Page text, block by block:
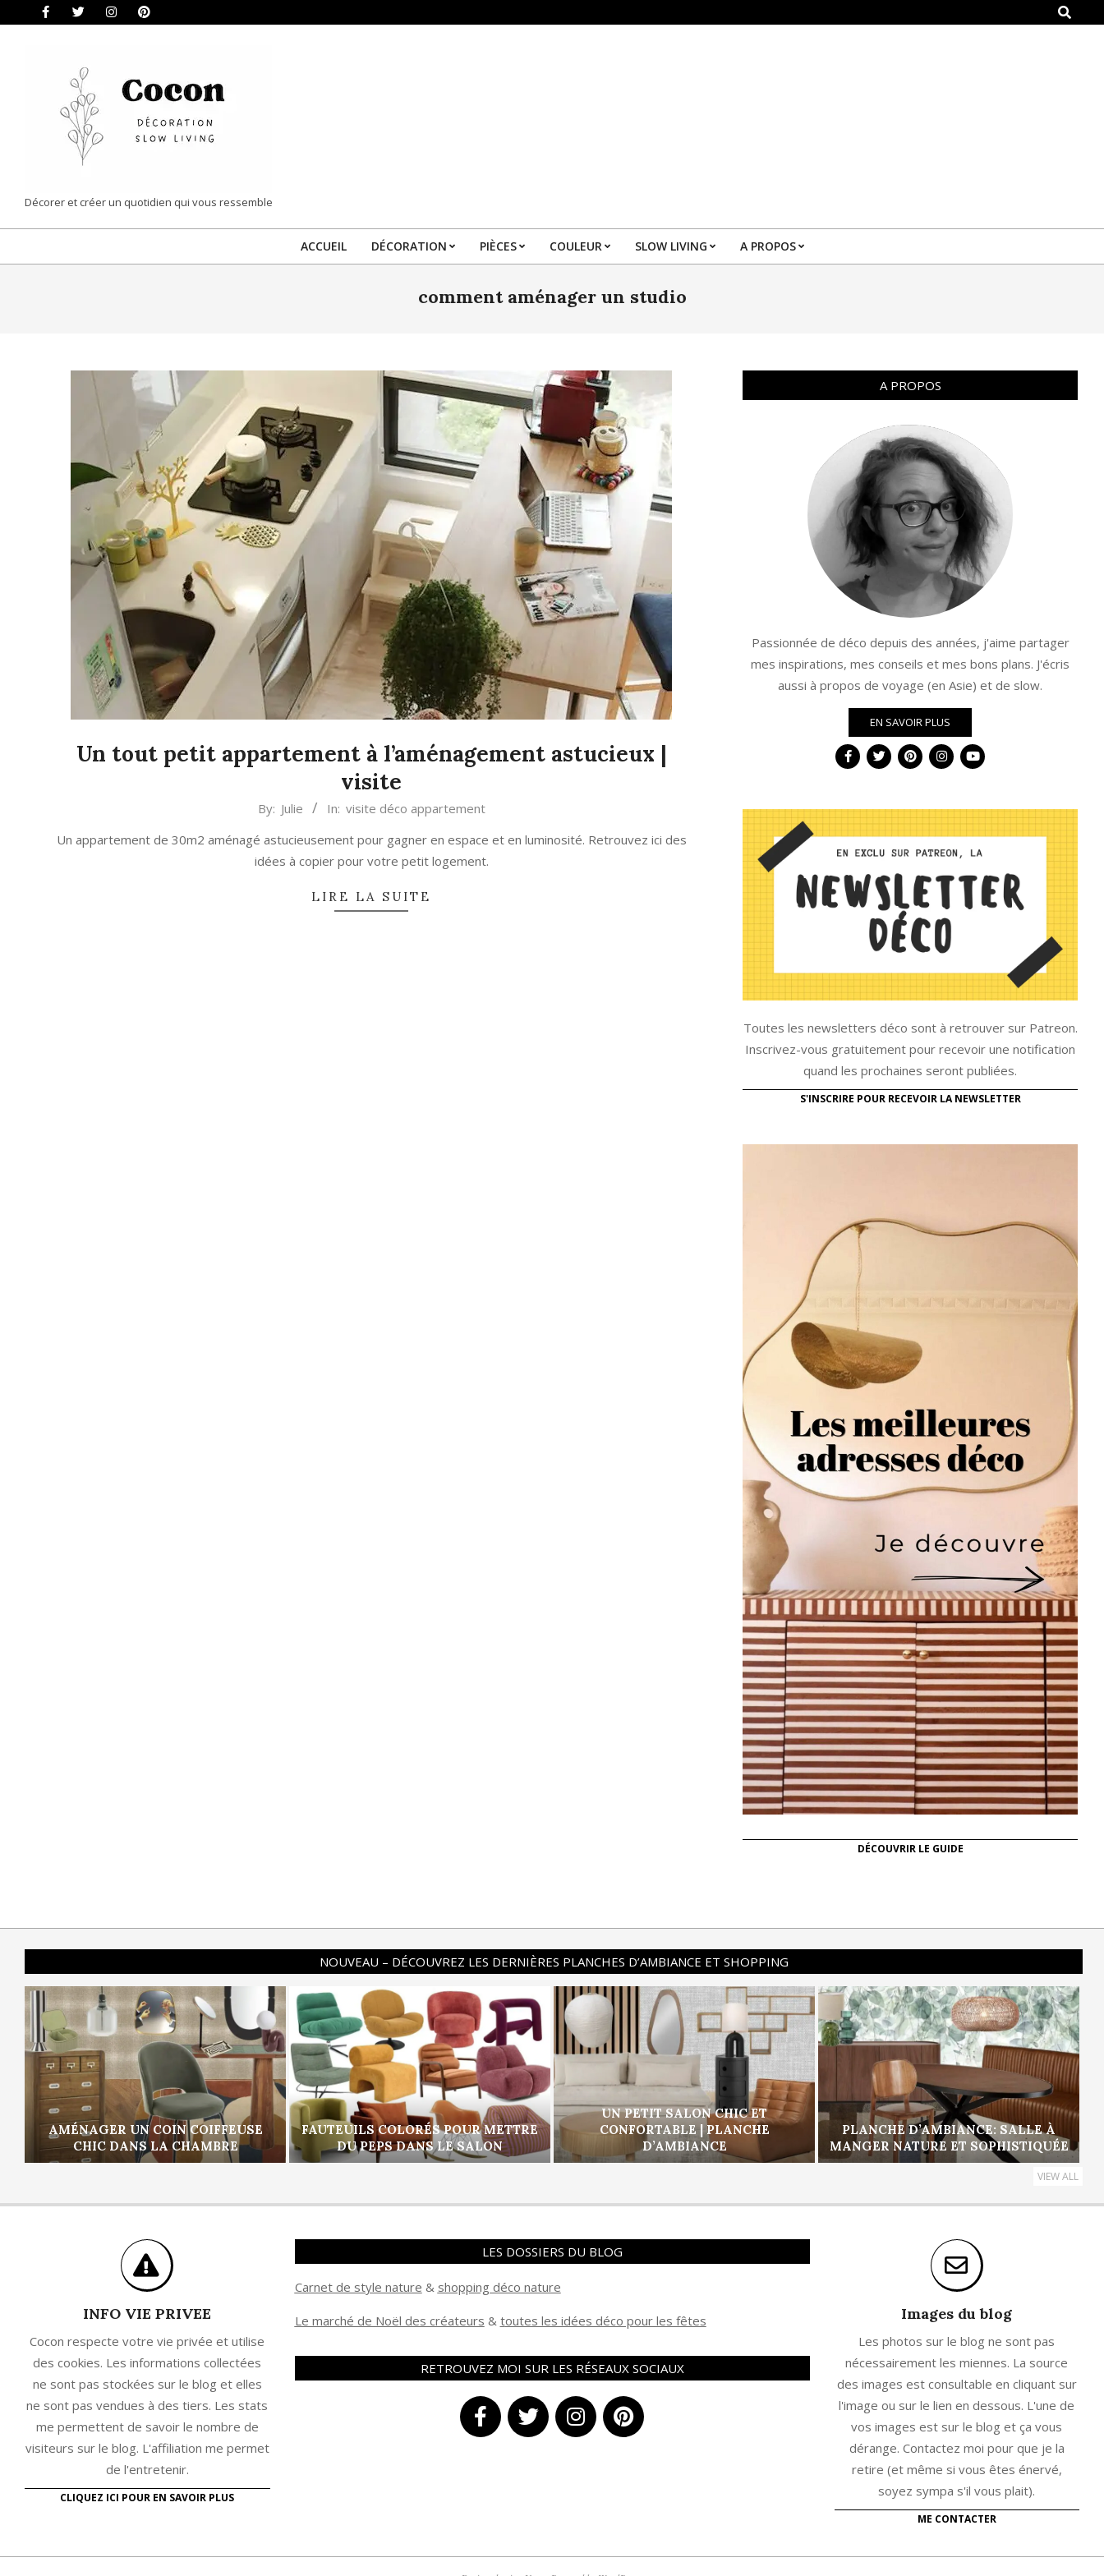
Search
COCON
|
DÉCORATION
Décorer et créer un quotidien qui vous ressemble
Primary
Menu
ACCUEIL DÉCORATION PIÈCES COULEUR SLOW LIVING A PROPOS
comment aménager un studio
Un tout petit appartement à l’aménagement astucieux |
visite
23
By: Julie In: visite déco appartement
Un appartement de 30m2 aménagé astucieusement pour gagner en espace et en luminosité. Retrouvez ici des
idées à copier pour votre petit logement.
LIRE LA SUITE
A PROPOS
Passionnée de déco depuis des années, j'aime partager
mes inspirations, mes conseils et mes bons plans. J'écris
aussi à propos de voyage (en Asie) et de slow.
EN SAVOIR PLUS
Toutes les newsletters déco sont à retrouver sur Patreon.
Inscrivez-vous gratuitement pour recevoir une notification
quand les prochaines seront publiées.
S'INSCRIRE POUR RECEVOIR LA NEWSLETTER
DÉCOUVRIR LE GUIDE
NOUVEAU – DÉCOUVREZ LES DERNIÈRES PLANCHES D’AMBIANCE ET SHOPPING
AMÉNAGER UN COIN COIFFEUSE
CHIC DANS LA CHAMBRE
FAUTEUILS COLORÉS POUR METTRE
DU PEPS DANS LE SALON
UN PETIT SALON CHIC ET
CONFORTABLE | PLANCHE
D’AMBIANCE
PLANCHE D’AMBIANCE: SALLE À
MANGER NATURE ET SOPHISTIQUÉE
VIEW ALL
INFO VIE PRIVEE
Cocon respecte votre vie privée et utilise
des cookies. Les informations collectées
ne sont pas stockées sur le blog et elles
ne sont pas vendues à des tiers. Les stats
me permettent de savoir le nombre de
visiteurs sur le blog. L'affiliation me permet
de l'entretenir.
CLIQUEZ ICI POUR EN SAVOIR PLUS
LES DOSSIERS DU BLOG
Carnet de style nature & shopping déco nature
Le marché de Noël des créateurs & toutes les idées déco pour les fêtes
RETROUVEZ MOI SUR LES RÉSEAUX SOCIAUX
Images du blog
Les photos sur le blog ne sont pas
nécessairement les miennes. La source
des images est consultable en cliquant sur
l'image ou sur le lien en dessous. L'une de
vos images est sur le blog et ça vous
dérange. Contactez moi pour que je la
retire (et même si vous êtes énervé,
soyez sympa s'il vous plait).
ME CONTACTER